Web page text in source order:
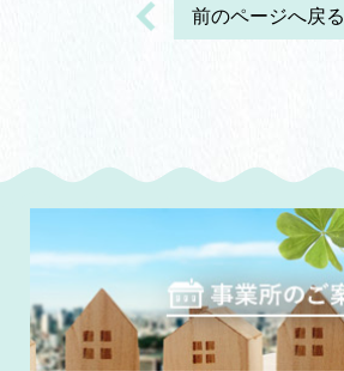
前のページへ戻る